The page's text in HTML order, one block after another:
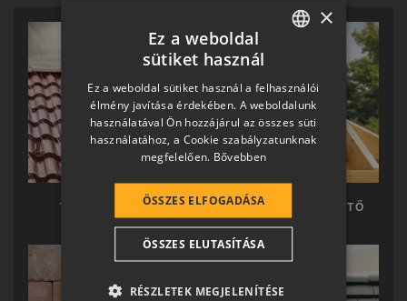
TERRÁN TETŐ TERRÁN KÉSZTETŐ
HUNGARIAN
SLOVAK
GERMAN
ROMANIAN
CROATIAN
SR
RO-HU
×
Ez a weboldal
sütiket használ
Ez a weboldal sütiket használ a felhasználói
élmény javítása érdekében. A weboldalunk
használatával Ön hozzájárul az összes süti
használatához, a Cookie szabályzatunknak
megfelelően. Bővebben
ÖSSZES ELFOGADÁSA
ÖSSZES ELUTASÍTÁSA
RÉSZLETEK MEGJELENÍTÉSE